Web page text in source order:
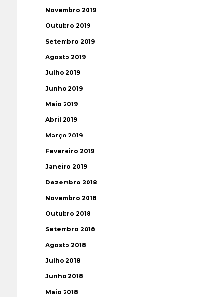
Novembro 2019
Outubro 2019
Setembro 2019
Agosto 2019
Julho 2019
Junho 2019
Maio 2019
Abril 2019
Março 2019
Fevereiro 2019
Janeiro 2019
Dezembro 2018
Novembro 2018
Outubro 2018
Setembro 2018
Agosto 2018
Julho 2018
Junho 2018
Maio 2018